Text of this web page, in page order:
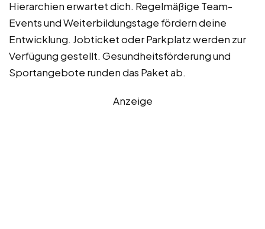
Hierarchien erwartet dich. Regelmäßige Team-
Events und Weiterbildungstage fördern deine
Entwicklung. Jobticket oder Parkplatz werden zur
Verfügung gestellt. Gesundheitsförderung und
Sportangebote runden das Paket ab.
Anzeige